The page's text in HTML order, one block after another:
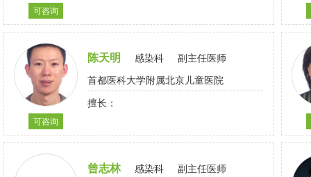
可咨询
可咨询
陈天明 感染科
副主任医师
首都医科大学附属北京儿童医院
擅长：
曾志林 感染科
副主任医师